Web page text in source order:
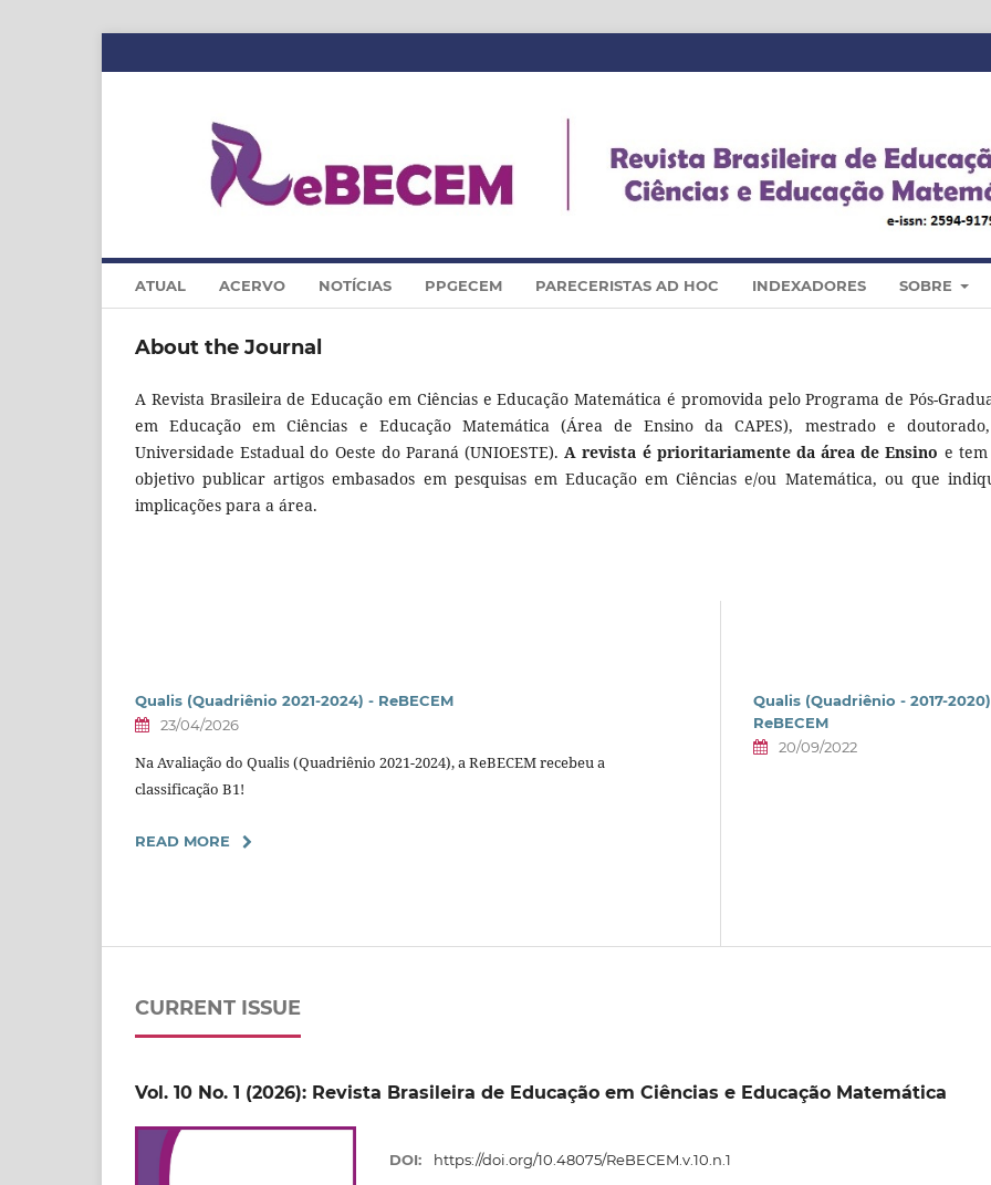
ATUAL ACERVO NOTÍCIAS PPGECEM PARECERISTAS AD HOC INDEXADORES SOBRE
About the Journal
A Revista Brasileira de Educação em Ciências e Educação Matemática é promovida pelo Programa de Pós-
em Educação em Ciências e Educação Matemática (Área de Ensino da CAPES), mestrado e
Universidade Estadual do Oeste do Paraná (UNIOESTE).A revista é prioritariamente da área de Ensino e
objetivo publicar artigos embasados em pesquisas em Educação em Ciências e/ou Matemática, ou que
implicações para a área.
Qualis (Quadriênio 2021-2024) - ReBECEM
23/04/2026
Na Avaliação do Qualis (Quadriênio 2021-2024), a ReBECEM recebeu a
classificação B1!
READ MORE
Qualis (Quadriênio - 2017-
ReBECEM
20/09/2022
CURRENT ISSUE
Vol. 10 No. 1 (2026): Revista Brasileira de Educação em Ciências e Educação Matemática
DOI: https://doi.org/10.48075/ReBECEM.v.10.n.1